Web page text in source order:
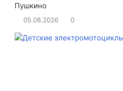
Пушкино
05.08.2026 0